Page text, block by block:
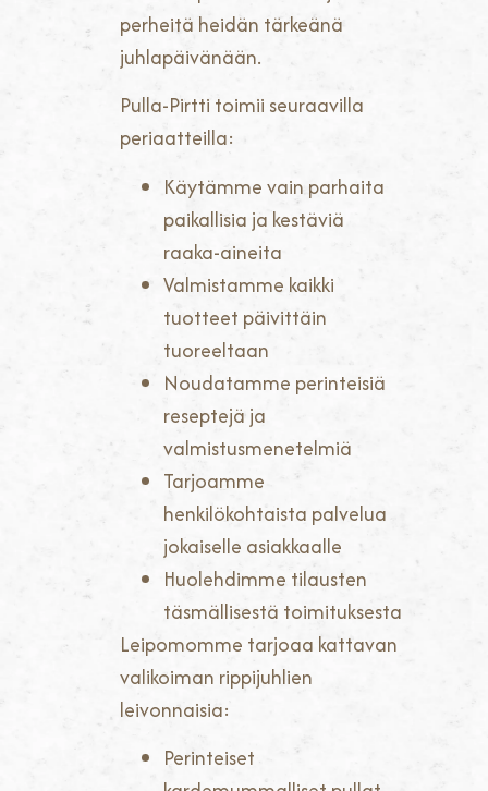
perheitä heidän tärkeänä
juhlapäivänään.
Pulla-Pirtti toimii seuraavilla
periaatteilla:
Käytämme vain parhaita
paikallisia ja kestäviä
raaka-aineita
Valmistamme kaikki
tuotteet päivittäin
tuoreeltaan
Noudatamme perinteisiä
reseptejä ja
valmistusmenetelmiä
Tarjoamme
henkilökohtaista palvelua
jokaiselle asiakkaalle
Huolehdimme tilausten
täsmällisestä toimituksesta
Leipomomme tarjoaa kattavan
valikoiman rippijuhlien
leivonnaisia:
Perinteiset